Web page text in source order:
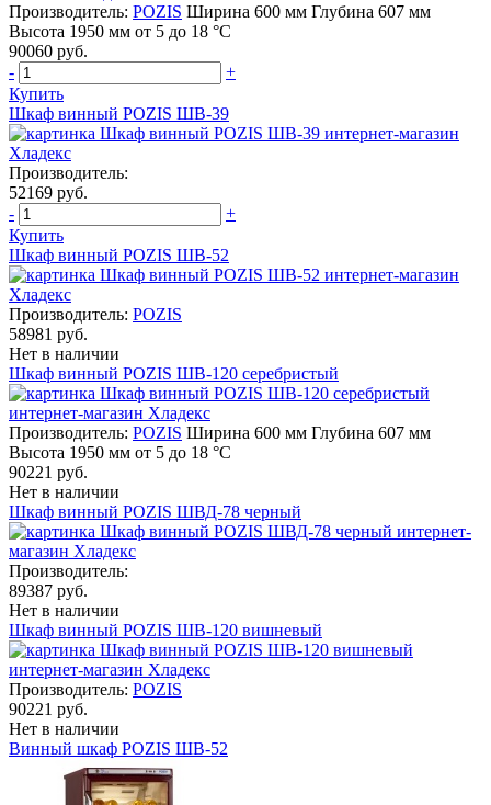
Производитель: POZIS Ширина 600 мм Глубина 607 мм
Высота 1950 мм от 5 до 18 °C
90060 руб.
-
+
Купить
Шкаф винный POZIS ШВ-39
Производитель:
52169 руб.
-
+
Купить
Шкаф винный POZIS ШВ-52
Производитель: POZIS
58981 руб.
Нет в наличии
Шкаф винный POZIS ШВ-120 серебристый
Производитель: POZIS Ширина 600 мм Глубина 607 мм
Высота 1950 мм от 5 до 18 °C
90221 руб.
Нет в наличии
Шкаф винный POZIS ШВД-78 черный
Производитель:
89387 руб.
Нет в наличии
Шкаф винный POZIS ШВ-120 вишневый
Производитель: POZIS
90221 руб.
Нет в наличии
Винный шкаф POZIS ШВ-52